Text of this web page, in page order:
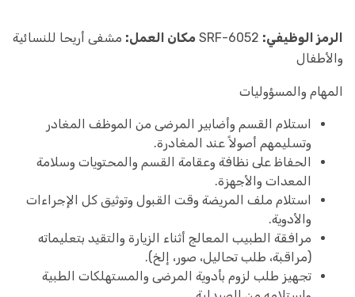
الرمز الوظيفي: مكان العمل: مشفى أريحا للنسائية
والأطفال
المهام والمسؤوليات
استلام القسم وأضابير المرضى من الموظف المغادر
وتسليمهم أصولاً عند المغادرة.
الحفاظ على نظافة وعقامة القسم والمحتويات وسلامة
المعدات والأجهزة.
استلام ملف المريضة وقت القبول وتوثيق كل الإجراءات
والأدوية.
مرافقة الطبيب المعالج أثناء الزيارة والتقيد بتعليماته
(مراقبة، طلب تحاليل، صور، إلخ).
تجهيز طلب لزوم بأدوية المرضى والمستهلكات الطبية